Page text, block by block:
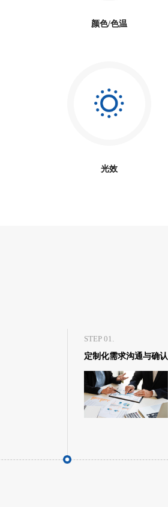
颜色/色温
光效
STEP 01.
定制化需求沟通与确认